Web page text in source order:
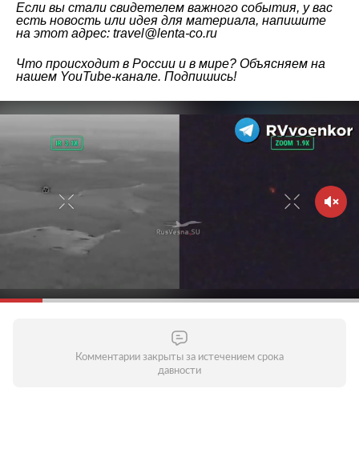
Если вы стали свидетелем важного события, у вас
есть новость или идея для материала, напишите
на этот адрес: travel@lenta-co.ru
Что происходит в России и в мире? Объясняем на
нашем YouTube-канале. Подпишись!
Комментарии закрыты за истечением срока
давности